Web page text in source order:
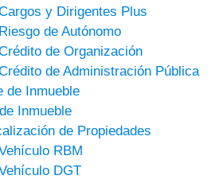
y Dirigentes Plus
de Autónomo
de Organización
de Administración Pública
de Inmueble
Inmueble
de Propiedades
RBM
DGT